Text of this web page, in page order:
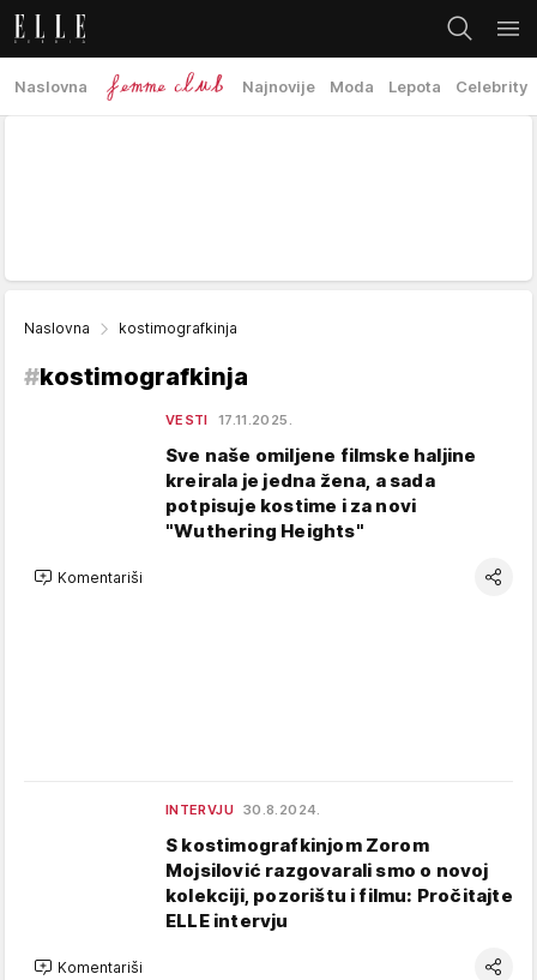
Naslovna Najnovije Moda Lepota Celebrity
Naslovna kostimografkinja
#kostimografkinja
VESTI 17.11.2025.
Sve naše omiljene filmske haljine
kreirala je jedna žena, a sada
potpisuje kostime i za novi
"Wuthering Heights"
Komentariši
INTERVJU 30.8.2024.
S kostimografkinjom Zorom
Mojsilović razgovarali smo o novoj
kolekciji, pozorištu i filmu: Pročitajte
ELLE intervju
Komentariši